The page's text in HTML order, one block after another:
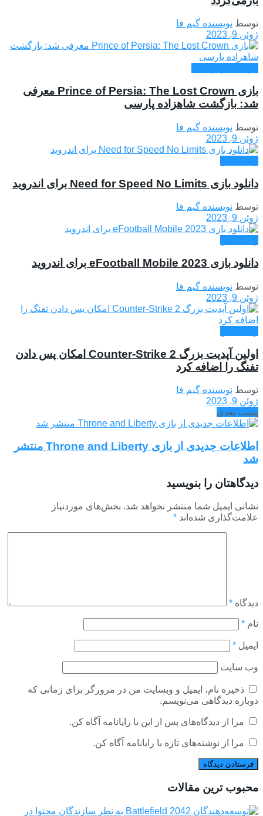
توسط نویسنده گیم فا
ژوئن 9, 2023
بازی Prince of Persia: The Lost Crown معرفی
شد: بازگشت شاهزاده پارسی
توسط نویسنده گیم فا
ژوئن 9, 2023
دانلود بازی Need for Speed No Limits برای اندروید
توسط نویسنده گیم فا
ژوئن 9, 2023
دانلود بازی eFootball Mobile 2023 برای اندروید
توسط نویسنده گیم فا
ژوئن 9, 2023
اولین آپدیت بزرگ Counter-Strike 2 امکان پس دادن
تفنگ را اضافه کرد
توسط نویسنده گیم فا
ژوئن 9, 2023
پست بعدی
اطلاعات جدیدی از بازی Throne and Liberty منتشر
شد
دیدگاهتان را بنویسید
نشانی ایمیل شما منتشر نخواهد شد. بخش‌های موردنیاز
علامت‌گذاری شده‌اند *
دیدگاه *
نام *
ایمیل *
وب‌ سایت
ذخیره نام، ایمیل و وبسایت من در مرورگر برای زمانی که
دوباره دیدگاهی می‌نویسم.
مرا از دیدگاه‌های پس از این با رایانامه آگاه کن.
مرا از نوشته‌های تازه با رایانامه آگاه کن.
محبوب ترین مقالات